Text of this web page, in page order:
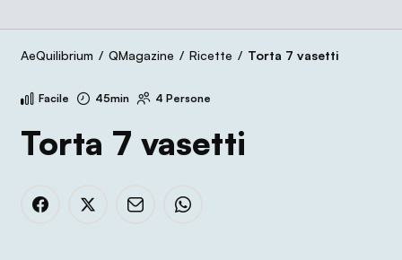
AeQuilibrium QMagazine Ricette Torta 7 vasetti
Facile 45min 4 Persone
Torta 7 vasetti